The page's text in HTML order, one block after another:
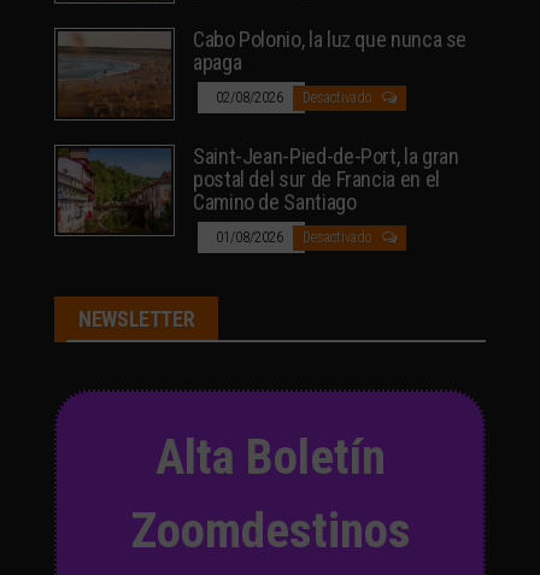
Cabo Polonio, la luz que nunca se
apaga
02/08/2026 Desactivado
Saint-Jean-Pied-de-Port, la gran
postal del sur de Francia en el
Camino de Santiago
01/08/2026 Desactivado
NEWSLETTER
Alta Boletín
Zoomdestinos